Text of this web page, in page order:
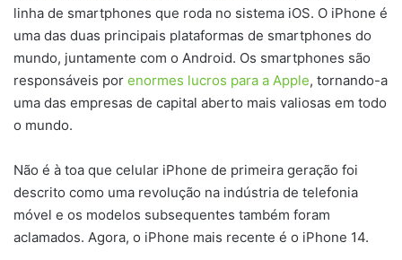
linha de smartphones que roda no sistema iOS. O iPhone é
uma das duas principais plataformas de smartphones do
mundo, juntamente com o Android. Os smartphones são
responsáveis por enormes lucros para a Apple, tornando-a
uma das empresas de capital aberto mais valiosas em todo
o mundo.
Não é à toa que celular iPhone de primeira geração foi
descrito como uma revolução na indústria de telefonia
móvel e os modelos subsequentes também foram
aclamados. Agora, o iPhone mais recente é o iPhone 14.